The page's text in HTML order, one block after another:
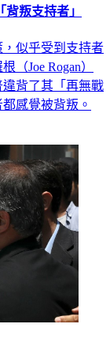
叛支持者」
似乎受到支持者
（Joe Rogan）
違背了其「再無戰
感覺被背叛。